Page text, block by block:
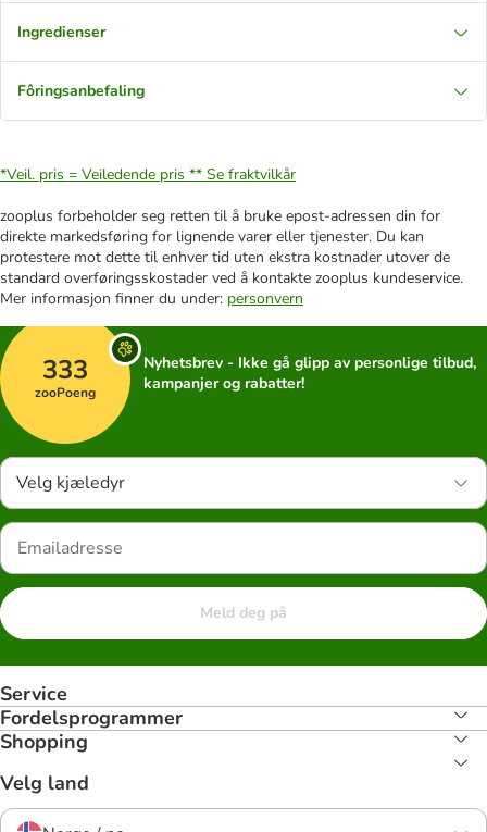
Ingredienser
Fôringsanbefaling
*Veil. pris = Veiledende pris ** Se fraktvilkår
zooplus forbeholder seg retten til å bruke epost-adressen din for
direkte markedsføring for lignende varer eller tjenester. Du kan
protestere mot dette til enhver tid uten ekstra kostnader utover de
standard overføringsskostader ved å kontakte zooplus kundeservice.
Mer informasjon finner du under: personvern
333
zooPoeng
Nyhetsbrev - Ikke gå glipp av personlige tilbud,
kampanjer og rabatter!
Velg kjæledyr
Meld deg på
Service
Fordelsprogrammer
Shopping
Velg land